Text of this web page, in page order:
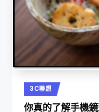
Posted
in
3C聯盟
你真的了解手機